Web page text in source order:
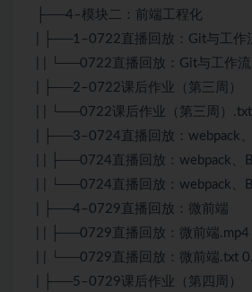
├──4–模块二：前端工程化
| ├──1–0722直播回放：Git与工作
| | └──0722直播回放：Git与工作
| ├──2–0722课后作业（第三周）
| | └──0722课后作业（第三周）
| ├──3–0724直播回放：webpack、
| | ├──0724直播回放：webpack、
| | └──0724直播回放：webpack、
| ├──4–0729直播回放：微前端
| | ├──0729直播回放：微前端
| | └──0729直播回放：微前端.txt
| ├──5–0729课后作业（第四周）